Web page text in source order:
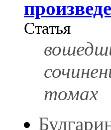
Статья
томах